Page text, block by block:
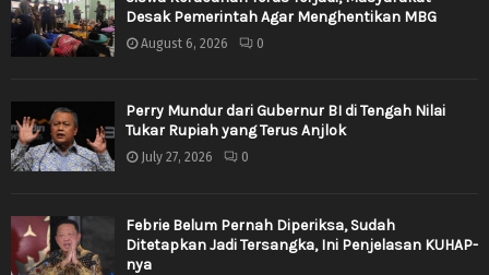
Desak Pemerintah Agar Menghentikan MBG
August 6, 2026 0
Perry Mundur dari Gubernur BI di Tengah Nilai
Tukar Rupiah yang Terus Anjlok
July 27, 2026 0
Febrie Belum Pernah Diperiksa, Sudah
Ditetapkan Jadi Tersangka, Ini Penjelasan KUHAP-
nya